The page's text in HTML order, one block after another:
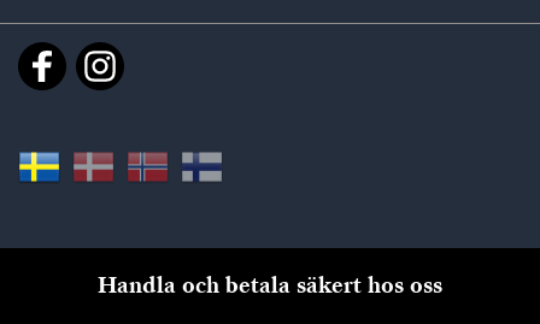
Handla och betala säkert hos oss